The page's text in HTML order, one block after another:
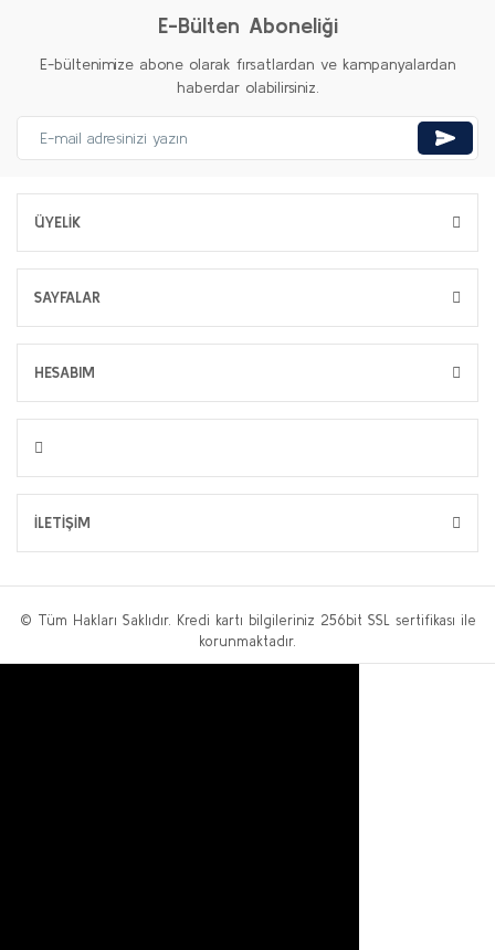
E-Bülten Aboneliği
E-bültenimize abone olarak fırsatlardan ve kampanyalardan
haberdar olabilirsiniz.
ÜYELİK
SAYFALAR
HESABIM
İLETİŞİM
© Tüm Hakları Saklıdır. Kredi kartı bilgileriniz 256bit SSL sertifikası ile
korunmaktadır.